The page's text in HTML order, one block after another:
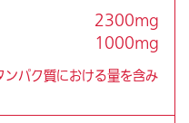
ばいいですか？
？
ですか
2300mg
1000mg
ンパク質における量を含み